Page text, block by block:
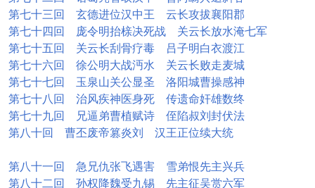
第七十三回 玄德进位汉中王 云长攻拔襄阳郡
第七十四回 庞令明抬榇决死战 关云长放水淹七军
第七十五回 关云长刮骨疗毒 吕子明白衣渡江
第七十六回 徐公明大战沔水 关云长败走麦城
第七十七回 玉泉山关公显圣 洛阳城曹操感神
第七十八回 治风疾神医身死 传遗命奸雄数终
第七十九回 兄逼弟曹植赋诗 侄陷叔刘封伏法
第八十回 曹丕废帝篡炎刘 汉王正位续大统
第八十一回 急兄仇张飞遇害 雪弟恨先主兴兵
第八十二回 孙权降魏受九锡 先主征吴赏六军